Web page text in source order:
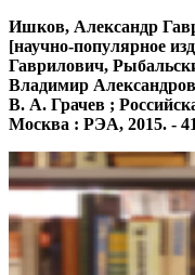
Ишков, Александр
[научно-популярное
Гаврилович,
Владимир
В. А. Грачев ;
Москва : РЭА, 2015. -